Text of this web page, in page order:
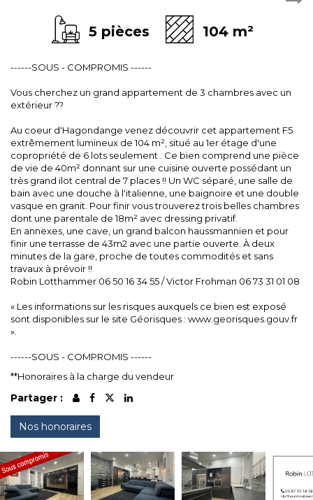
5 pièces 104 m²
------SOUS - COMPROMIS ------
Vous cherchez un grand appartement de 3 chambres avec un
extérieur ??
Au coeur d'Hagondange venez découvrir cet appartement F5
extrêmement lumineux de 104 m², situé au 1er étage d'une
copropriété de 6 lots seulement . Ce bien comprend une pièce
de vie de 40m² donnant sur une cuisine ouverte possédant un
très grand ilot central de 7 places !! Un WC séparé, une salle de
bain avec une douche à l'italienne, une baignoire et une double
vasque en granit. Pour finir vous trouverez trois belles chambres
dont une parentale de 18m² avec dressing privatif.
En annexes, une cave, un grand balcon haussmannien et pour
finir une terrasse de 43m2 avec une partie ouverte. À deux
minutes de la gare, proche de toutes commodités et sans
travaux à prévoir !!
Robin Lotthammer 06 50 16 34 55 / Victor Frohman 06 73 31 01 08
« Les informations sur les risques auxquels ce bien est exposé
sont disponibles sur le site Géorisques : www.georisques.gouv.fr
».
------SOUS - COMPROMIS ------
**Honoraires à la charge du vendeur
Partager :
Nos honoraires